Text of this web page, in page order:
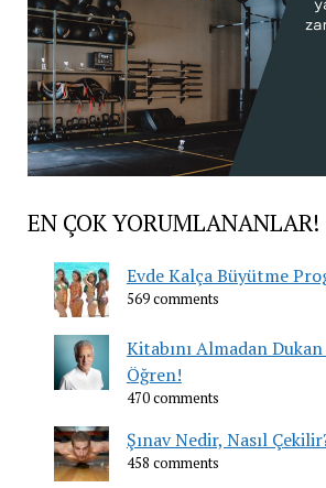
EN ÇOK YORUMLANANLAR!
Evde Kalça Büyütme
569 comments
Kitabını Almadan
Öğren!
470 comments
Şınav Nedir, Nasıl
458 comments